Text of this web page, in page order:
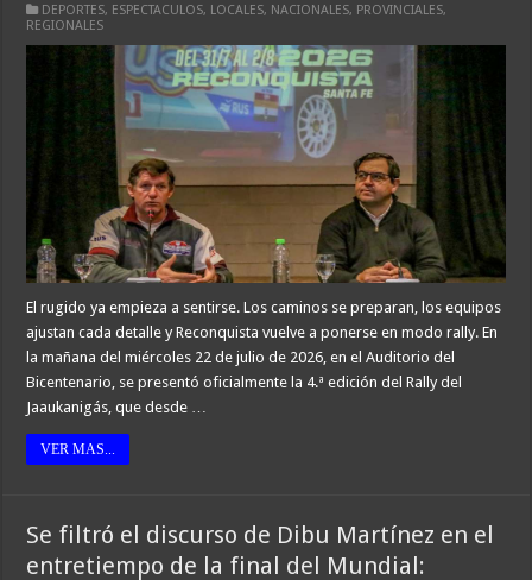
DEPORTES, ESPECTACULOS, LOCALES, NACIONALES, PROVINCIALES,
REGIONALES
El rugido ya empieza a sentirse. Los caminos se preparan, los equipos
ajustan cada detalle y Reconquista vuelve a ponerse en modo rally. En
la mañana del miércoles 22 de julio de 2026, en el Auditorio del
Bicentenario, se presentó oficialmente la 4.ª edición del Rally del
Jaaukanigás, que desde …
VER MAS...
Se filtró el discurso de Dibu Martínez en el
entretiempo de la final del Mundial: